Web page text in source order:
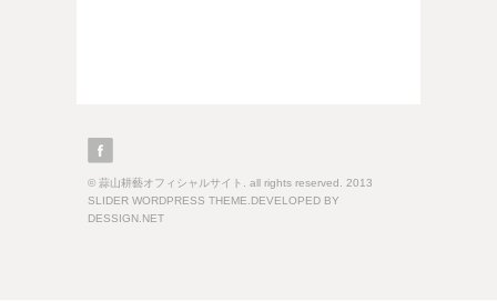
© 蒜山耕藝オフィシャルサイト. all rights reserved. 2013
SLIDER WORDPRESS THEME.DEVELOPED BY
DESSIGN.NET